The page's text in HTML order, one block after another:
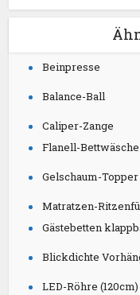
Beinpresse
Balance-Ball
Caliper-Zange
Flanell-Bettwäsche
Gelschaum-Topper
Matratzen-
Gästebetten
Blickdichte
LED-Röhre (120cm)